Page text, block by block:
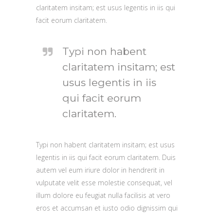
claritatem insitam; est usus legentis in iis qui
facit eorum claritatem.
Typi non habent
claritatem insitam; est
usus legentis in iis
qui facit eorum
claritatem.
Typi non habent claritatem insitam; est usus
legentis in iis qui facit eorum claritatem. Duis
autem vel eum iriure dolor in hendrerit in
vulputate velit esse molestie consequat, vel
illum dolore eu feugiat nulla facilisis at vero
eros et accumsan et iusto odio dignissim qui